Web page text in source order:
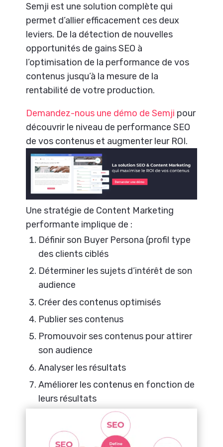
Semji est une solution complète qui
permet d’allier efficacement ces deux
leviers. De la détection de nouvelles
opportunités de gains SEO à
l’optimisation de la performance de vos
contenus jusqu’à la mesure de la
rentabilité de votre production.
Demandez-nous une démo de Semji pour
découvrir le niveau de performance SEO
de vos contenus et augmenter leur ROI.
Une stratégie de Content Marketing
performante implique de :
Définir son Buyer Persona (profil type
des clients ciblés
Déterminer les sujets d’intérêt de son
audience
Créer des contenus optimisés
Publier ses contenus
Promouvoir ses contenus pour attirer
son audience
Analyser les résultats
Améliorer les contenus en fonction de
leurs résultats